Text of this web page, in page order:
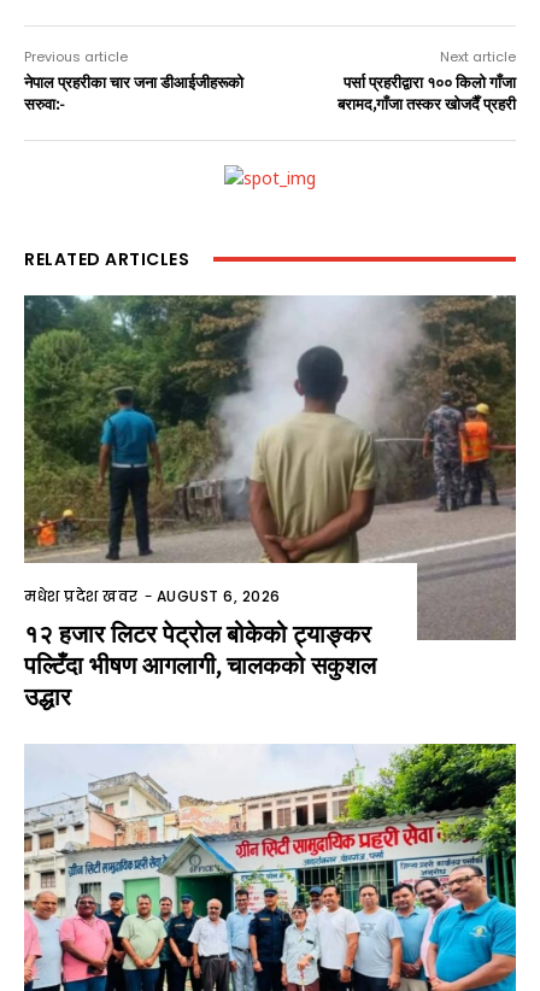
Previous article
नेपाल प्रहरीका चार जना डीआईजीहरूको
सरुवा:-
Next article
पर्सा प्रहरीद्वारा १०० किलो गाँजा
बरामद,गाँजा तस्कर खोजदैँ प्रहरी
RELATED ARTICLES
मधेश प्रदेश खवर - AUGUST 6, 2026
१२ हजार लिटर पेट्रोल बोकेको ट्याङ्कर
पल्टिँदा भीषण आगलागी, चालकको सकुशल
उद्धार